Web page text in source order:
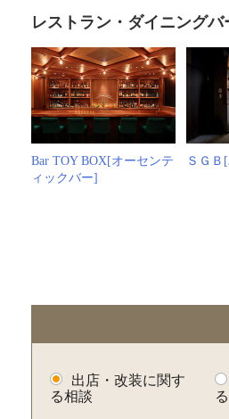
レストラン・ダイニング
Bar TOY BOX[オーセンテ
ィックバー]
ＳＧＢ
出店・改装に関す
る相談